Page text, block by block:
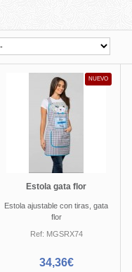
NUEVO
Estola gata flor
Estola ajustable con tiras, gata
flor
Ref: MGSRX74
34,36€